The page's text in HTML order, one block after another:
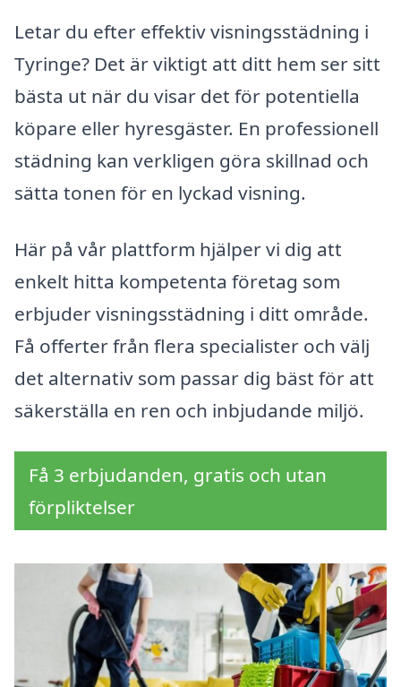
Letar du efter effektiv visningsstädning i
Tyringe? Det är viktigt att ditt hem ser sitt
bästa ut när du visar det för potentiella
köpare eller hyresgäster. En professionell
städning kan verkligen göra skillnad och
sätta tonen för en lyckad visning.
Här på vår plattform hjälper vi dig att
enkelt hitta kompetenta företag som
erbjuder visningsstädning i ditt område.
Få offerter från flera specialister och välj
det alternativ som passar dig bäst för att
säkerställa en ren och inbjudande miljö.
Få 3 erbjudanden, gratis och utan
förpliktelser